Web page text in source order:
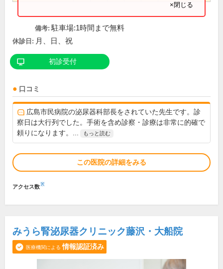
×閉じる
備考: 駐車場:1時間まで無料
休診日: 月、日、祝
初診受付
口コミ
広島市民病院の泌尿器科部長をされていた先生です。診
察日は大行列でした。手術を含め診察・診療は非常に的確で
頼りになります。...
もっと読む
この医院の詳細をみる
アクセス数※
みうら腎泌尿器クリニック藤沢・大船院
医療機関による 情報認証済み